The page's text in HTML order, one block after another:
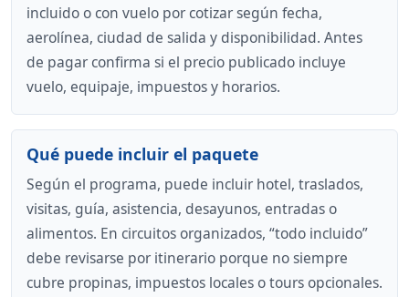
incluido o con vuelo por cotizar según fecha,
aerolínea, ciudad de salida y disponibilidad. Antes
de pagar confirma si el precio publicado incluye
vuelo, equipaje, impuestos y horarios.
Qué puede incluir el paquete
Según el programa, puede incluir hotel, traslados,
visitas, guía, asistencia, desayunos, entradas o
alimentos. En circuitos organizados, “todo incluido”
debe revisarse por itinerario porque no siempre
cubre propinas, impuestos locales o tours opcionales.